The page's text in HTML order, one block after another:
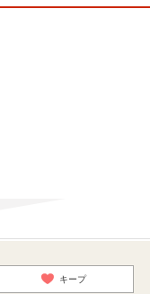
キープ